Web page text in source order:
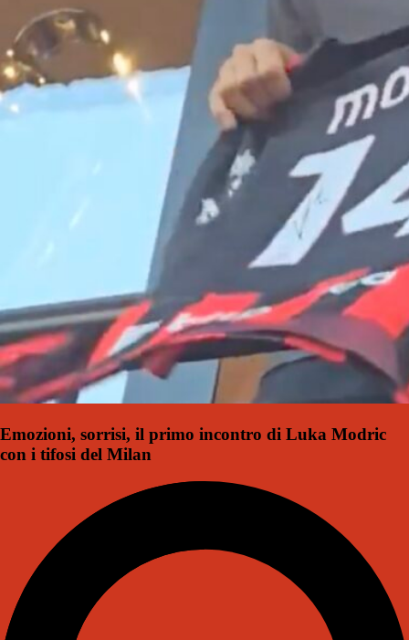
Emozioni, sorrisi, il primo incontro di Luka Modric
con i tifosi del Milan